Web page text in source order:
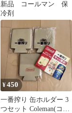
新品 コールマン 保
冷剤
¥450
一番搾り 缶ホルダー 3
つセット Coleman(コー